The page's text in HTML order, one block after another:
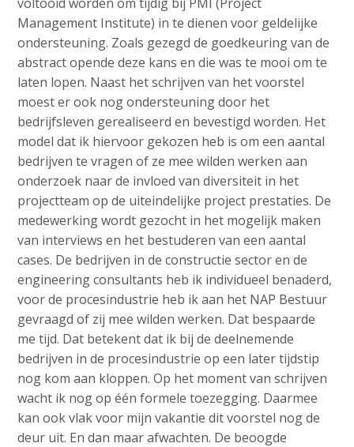
Management Institute) in te dienen voor geldelijke
ondersteuning. Zoals gezegd de goedkeuring van de
abstract opende deze kans en die was te mooi om te
laten lopen. Naast het schrijven van het voorstel
moest er ook nog ondersteuning door het
bedrijfsleven gerealiseerd en bevestigd worden. Het
model dat ik hiervoor gekozen heb is om een aantal
bedrijven te vragen of ze mee wilden werken aan
onderzoek naar de invloed van diversiteit in het
projectteam op de uiteindelijke project prestaties. De
medewerking wordt gezocht in het mogelijk maken
van interviews en het bestuderen van een aantal
cases. De bedrijven in de constructie sector en de
engineering consultants heb ik individueel benaderd,
voor de procesindustrie heb ik aan het NAP Bestuur
gevraagd of zij mee wilden werken. Dat bespaarde
me tijd. Dat betekent dat ik bij de deelnemende
bedrijven in de procesindustrie op een later tijdstip
nog kom aan kloppen. Op het moment van schrijven
wacht ik nog op één formele toezegging. Daarmee
kan ook vlak voor mijn vakantie dit voorstel nog de
deur uit. En dan maar afwachten. De beoogde